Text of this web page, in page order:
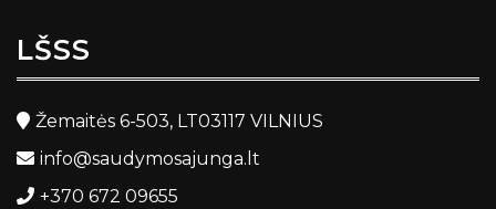
LŠSS
Žemaitės 6-503, LT03117 VILNIUS
info@saudymosajunga.lt
+370 672 09655